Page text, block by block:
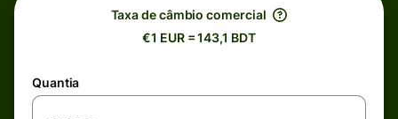
Taxa de câmbio comercial
€1 EUR = 143,1 BDT
Quantia